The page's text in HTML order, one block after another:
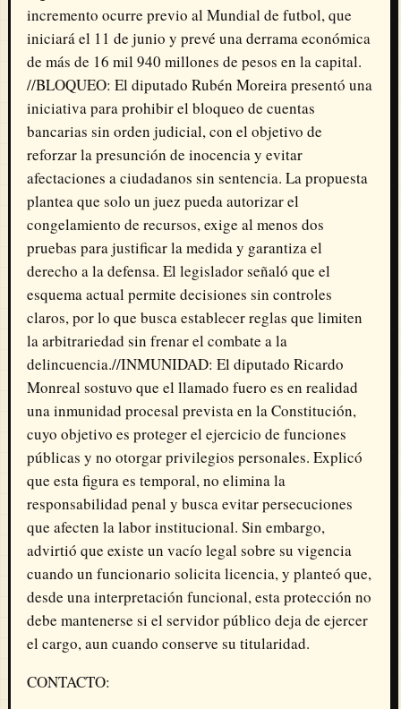
incremento ocurre previo al Mundial de futbol, que
iniciará el 11 de junio y prevé una derrama económica
de más de 16 mil 940 millones de pesos en la capital.
//BLOQUEO: El diputado Rubén Moreira presentó una
iniciativa para prohibir el bloqueo de cuentas
bancarias sin orden judicial, con el objetivo de
reforzar la presunción de inocencia y evitar
afectaciones a ciudadanos sin sentencia. La propuesta
plantea que solo un juez pueda autorizar el
congelamiento de recursos, exige al menos dos
pruebas para justificar la medida y garantiza el
derecho a la defensa. El legislador señaló que el
esquema actual permite decisiones sin controles
claros, por lo que busca establecer reglas que limiten
la arbitrariedad sin frenar el combate a la
delincuencia.//INMUNIDAD: El diputado Ricardo
Monreal sostuvo que el llamado fuero es en realidad
una inmunidad procesal prevista en la Constitución,
cuyo objetivo es proteger el ejercicio de funciones
públicas y no otorgar privilegios personales. Explicó
que esta figura es temporal, no elimina la
responsabilidad penal y busca evitar persecuciones
que afecten la labor institucional. Sin embargo,
advirtió que existe un vacío legal sobre su vigencia
cuando un funcionario solicita licencia, y planteó que,
desde una interpretación funcional, esta protección no
debe mantenerse si el servidor público deja de ejercer
el cargo, aun cuando conserve su titularidad.
CONTACTO: